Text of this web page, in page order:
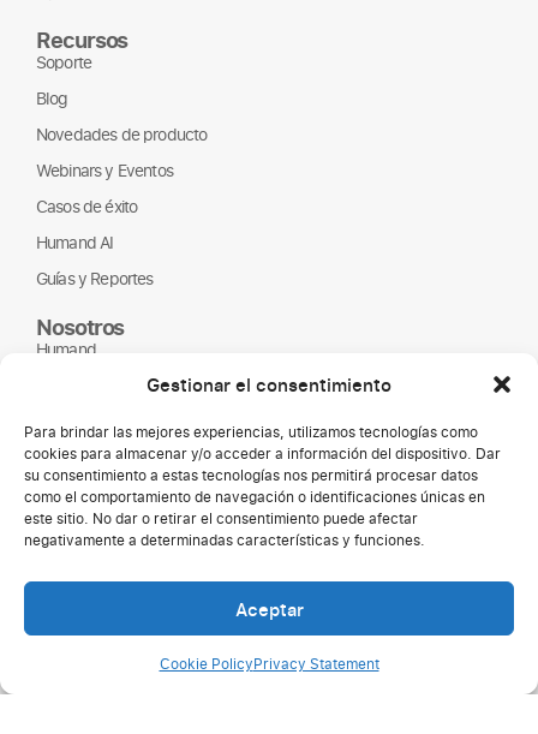
Gestionar el consentimiento
Para brindar las mejores experiencias, utilizamos tecnologías como
cookies para almacenar y/o acceder a información del dispositivo. Dar
su consentimiento a estas tecnologías nos permitirá procesar datos
como el comportamiento de navegación o identificaciones únicas en
este sitio. No dar o retirar el consentimiento puede afectar
negativamente a determinadas características y funciones.
Aceptar
Cookie PolicyPrivacy Statement
Recursos
Soporte
Blog
Novedades de producto
Webinars y Eventos
Casos de éxito
Humand AI
Guías y Reportes
Nosotros
Humand
Página de empleo
Partners
ONGs